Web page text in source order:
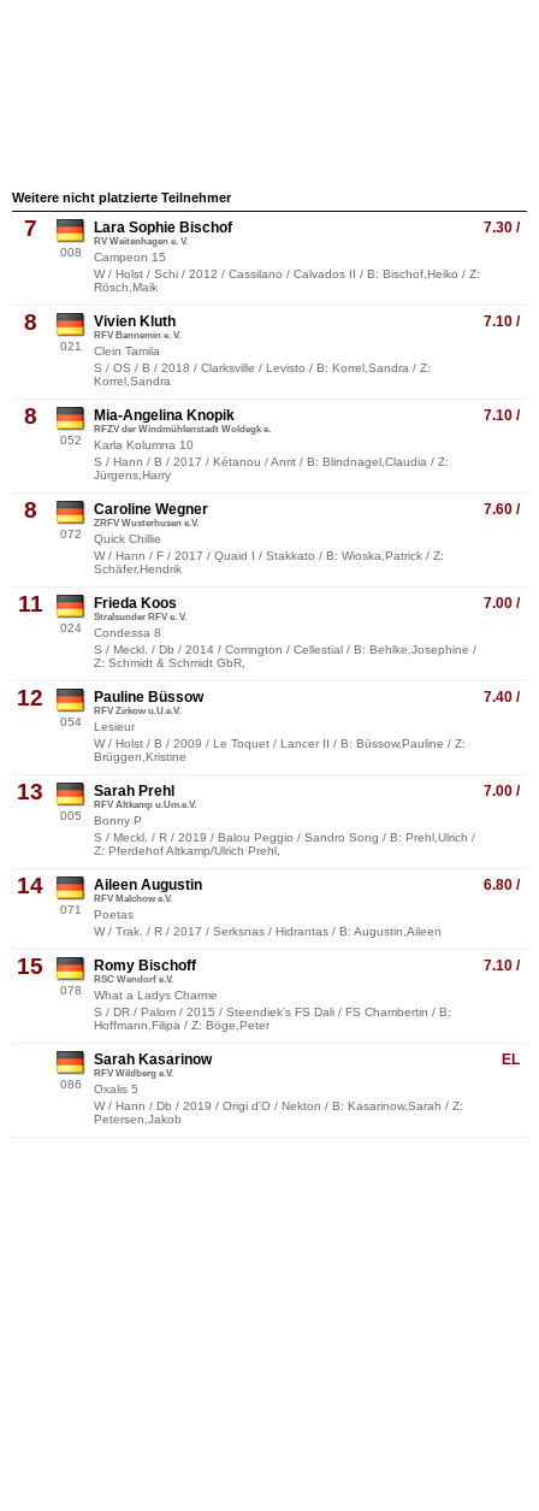
Weitere nicht platzierte Teilnehmer
7
008
7.30 /
Lara Sophie Bischof
RV Weitenhagen e. V.
Campeon 15
W / Holst / Schi / 2012 / Cassilano / Calvados II / B: Bischof,Heiko / Z:
Rösch,Maik
8
021
7.10 /
Vivien Kluth
RFV Bannemin e. V.
Clein Tamila
S / OS / B / 2018 / Clarksville / Levisto / B: Korrel,Sandra / Z:
Korrel,Sandra
8
052
7.10 /
Mia-Angelina Knopik
RFZV der Windmühlenstadt Woldegk e.
Karla Kolumna 10
S / Hann / B / 2017 / Kétanou / Anrit / B: Blindnagel,Claudia / Z:
Jürgens,Harry
8
072
7.60 /
Caroline Wegner
ZRFV Wusterhusen e.V.
Quick Chillie
W / Hann / F / 2017 / Quaid I / Stakkato / B: Wioska,Patrick / Z:
Schäfer,Hendrik
11
024
7.00 /
Frieda Koos
Stralsunder RFV e. V.
Condessa 8
S / Meckl. / Db / 2014 / Corrington / Cellestial / B: Behlke,Josephine /
Z: Schmidt & Schmidt GbR,
12
054
7.40 /
Pauline Büssow
RFV Zirkow u.U.e.V.
Lesieur
W / Holst / B / 2009 / Le Toquet / Lancer II / B: Büssow,Pauline / Z:
Brüggen,Kristine
13
005
7.00 /
Sarah Prehl
RFV Altkamp u.Um.e.V.
Bonny P
S / Meckl. / R / 2019 / Balou Peggio / Sandro Song / B: Prehl,Ulrich /
Z: Pferdehof Altkamp/Ulrich Prehl,
14
071
6.80 /
Aileen Augustin
RFV Malchow e.V.
Poetas
W / Trak. / R / 2017 / Serksnas / Hidrantas / B: Augustin,Aileen
15
078
7.10 /
Romy Bischoff
RSC Wendorf e.V.
What a Ladys Charme
S / DR / Palom / 2015 / Steendiek's FS Dali / FS Chambertin / B:
Hoffmann,Filipa / Z: Böge,Peter
086
EL
Sarah Kasarinow
RFV Wildberg e.V.
Oxalis 5
W / Hann / Db / 2019 / Origi d'O / Nekton / B: Kasarinow,Sarah / Z:
Petersen,Jakob